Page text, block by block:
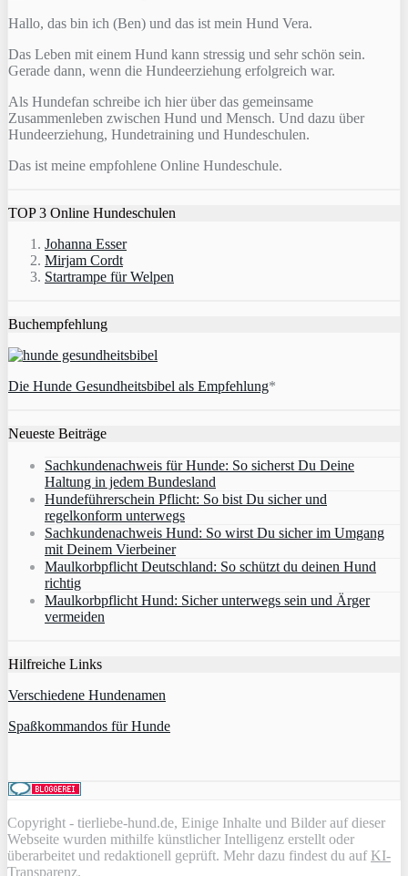
Hallo, das bin ich (Ben) und das ist mein Hund Vera.
Das Leben mit einem Hund kann stressig und sehr schön sein.
Gerade dann, wenn die Hundeerziehung erfolgreich war.
Als Hundefan schreibe ich hier über das gemeinsame
Zusammenleben zwischen Hund und Mensch. Und dazu über
Hundeerziehung, Hundetraining und Hundeschulen.
Das ist meine empfohlene Online Hundeschule.
TOP 3 Online Hundeschulen
Johanna Esser
Mirjam Cordt
Startrampe für Welpen
Buchempfehlung
Die Hunde Gesundheitsbibel als Empfehlung*
Neueste Beiträge
Sachkundenachweis für Hunde: So sicherst Du Deine
Haltung in jedem Bundesland
Hundeführerschein Pflicht: So bist Du sicher und
regelkonform unterwegs
Sachkundenachweis Hund: So wirst Du sicher im Umgang
mit Deinem Vierbeiner
Maulkorbpflicht Deutschland: So schützt du deinen Hund
richtig
Maulkorbpflicht Hund: Sicher unterwegs sein und Ärger
vermeiden
Hilfreiche Links
Verschiedene Hundenamen
Spaßkommandos für Hunde
Copyright - tierliebe-hund.de, Einige Inhalte und Bilder auf dieser
Webseite wurden mithilfe künstlicher Intelligenz erstellt oder
überarbeitet und redaktionell geprüft. Mehr dazu findest du auf KI-
Transparenz.